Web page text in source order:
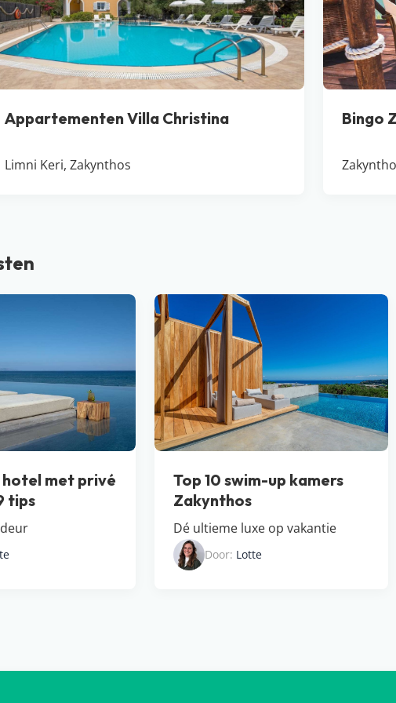
Appartementen Villa Christina
Limni Keri, Zakynthos
Bingo
met privé
tips
Top 10 swim-up kamers
Zakynthos
Dé ultieme luxe op vakantie
Door: Lotte